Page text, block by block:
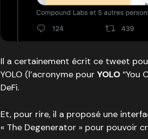
Il a certainement écrit ce tweet
YOLO (l’acronyme pour YOLO “You
DeFi.
Et, pour rire, il a proposé une
« The Degenerator » pour pouvoir